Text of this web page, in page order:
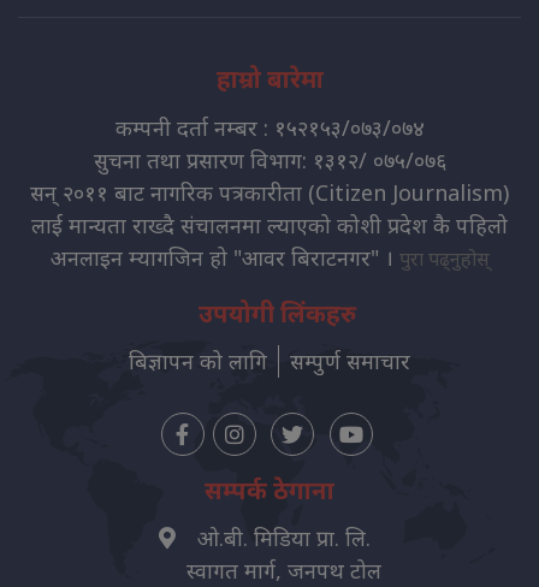
हाम्रो बारेमा
कम्पनी दर्ता नम्बर : १५२१५३/०७३/०७४
सुचना तथा प्रसारण विभाग: १३१२/ ०७५/०७६
सन् २०११ बाट नागरिक पत्रकारीता (Citizen Journalism)
लाई मान्यता राख्दै संचालनमा ल्याएको कोशी प्रदेश कै पहिलो
अनलाइन म्यागजिन हो "आवर बिराटनगर" । पुरा पढ्नुहोस्
उपयोगी लिंकहरु
बिज्ञापन को लागि सम्पुर्ण समाचार
सम्पर्क ठेगाना
ओ.बी. मिडिया प्रा. लि.
स्वागत मार्ग, जनपथ टोल